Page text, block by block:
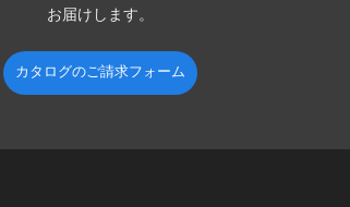
お届けします。
カタログのご請求フォーム